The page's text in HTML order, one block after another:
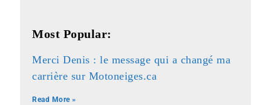
Most Popular:
Merci Denis : le message qui a changé ma
carrière sur Motoneiges.ca
Read More »